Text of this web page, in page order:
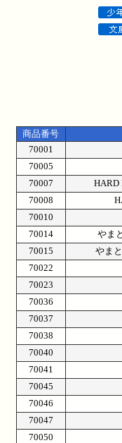
商品番号
70001
70005
70007
HARD
70008
70010
70014
やま
70015
やま
70022
70023
70036
70037
70038
70040
70041
70045
70046
70047
70050